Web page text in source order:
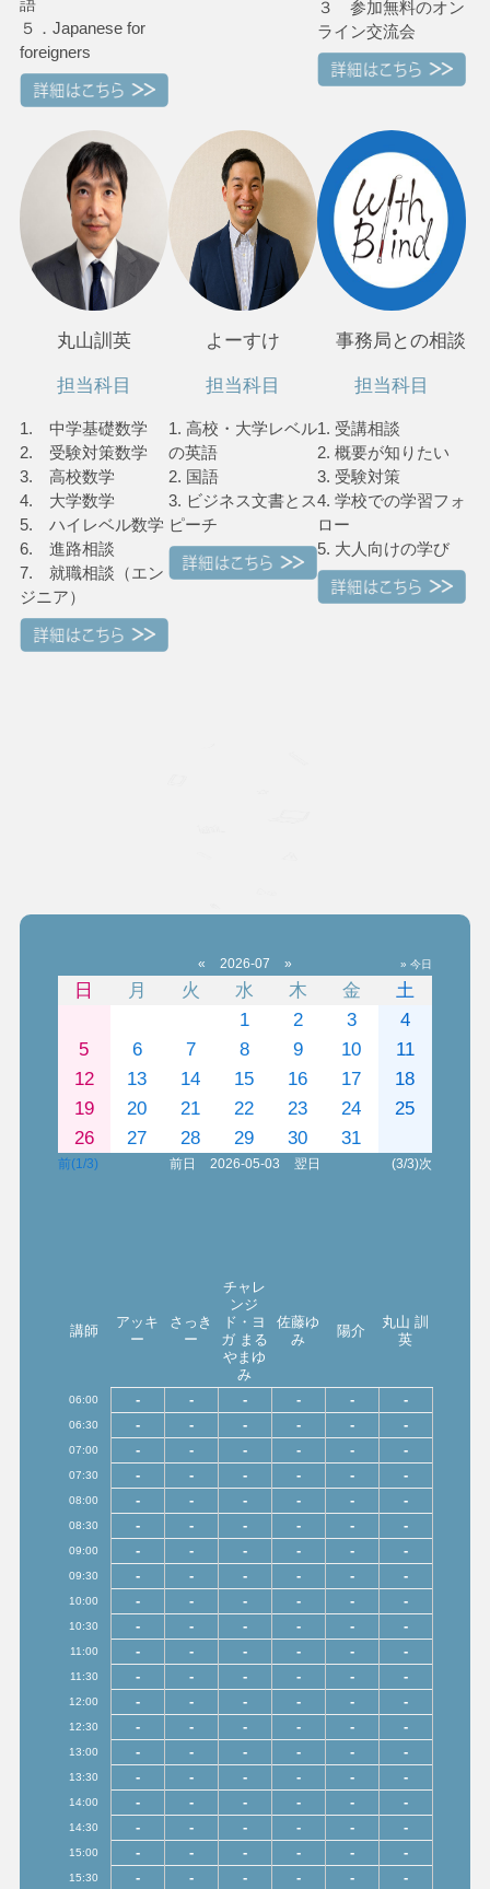
語
５．Japanese for
foreigners
３ 参加無料のオン
ライン交流会
丸山訓英
担当科目
1. 中学基礎数学
2. 受験対策数学
3. 高校数学
4. 大学数学
5. ハイレベル数学
6. 進路相談
7. 就職相談（エン
ジニア）
よーすけ
担当科目
1. 高校・大学レベル
の英語
2. 国語
3. ビジネス文書とス
ピーチ
事務局との相談
担当科目
1. 受講相談
2. 概要が知りたい
3. 受験対策
4. 学校での学習フォ
ロー
5. 大人向けの学び
« 2026-07 » » 今日
日 月 火 水 木 金
土
1
2 3
4
5
6 7 8 9 10
11
12
13 14 15 16 17
18
19
20 21 22 23 24
25
26
27 28 29 30 31
前(1/3) 前日 2026-05-03 翌日 (3/3)次
講師
アッキ
ー
さっき
ー
チャレ
ンジ
ド・ヨ
ガ まる
やまゆ
み
佐藤ゆ
み
陽介
丸山 訓
英
06:00 - - - - - -
06:30 - - - - - -
07:00 - - - - - -
07:30 - - - - - -
08:00 - - - - - -
08:30 - - - - - -
09:00 - - - - - -
09:30 - - - - - -
10:00 - - - - - -
10:30 - - - - - -
11:00 - - - - - -
11:30 - - - - - -
12:00 - - - - - -
12:30 - - - - - -
13:00 - - - - - -
13:30 - - - - - -
14:00 - - - - - -
14:30 - - - - - -
15:00 - - - - - -
15:30 - - - - - -